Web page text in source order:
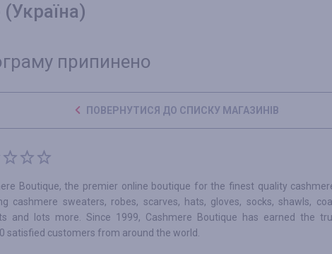
припинено
ПОВЕРНУТИСЯ ДО СПИСКУ МАГАЗИНІВ
Boutique, the premier online boutique for the finest quality
cashmere sweaters, robes, scarves, hats, gloves, socks, shawls,
and lots more. Since 1999, Cashmere Boutique has earned the
satisfied customers from around the world.